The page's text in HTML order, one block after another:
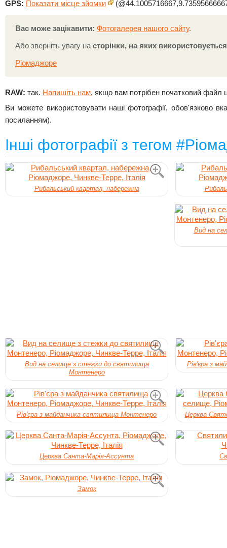
GPS: Показати місце зйомки
Вас може зацікавити: Фотогалерея нашого сайту.
Або зверніть увагу на сторінки, на яких
Ріомаджоре
RAW: так. Напишіть нам, якщо вам потрібен початковий файл
Ви можете використовувати наші фотографії, обов'язково
посиланням).
Інші фотографії з тегом
Рибальський квартал, набережна
Вид на
Вид на селище з стежки до святилища
Монтенеро
Рів'єра з
Рів'єра з майданчика святилища Монтенеро Церква
Церква Санта-Марія-Ассунта
Замок